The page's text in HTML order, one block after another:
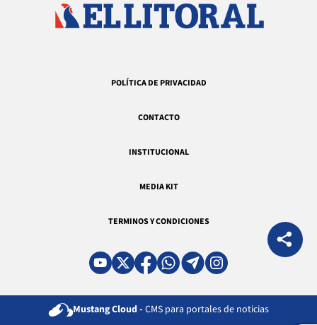
POLÍTICA DE PRIVACIDAD
CONTACTO
INSTITUCIONAL
MEDIA KIT
TERMINOS Y CONDICIONES
Mustang Cloud - CMS para portales de noticias